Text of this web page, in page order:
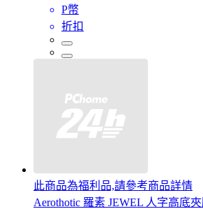
P幣
折扣
此商品為福利品,請參考商品詳情
Aerothotic 羅素 JEWEL 人字高底